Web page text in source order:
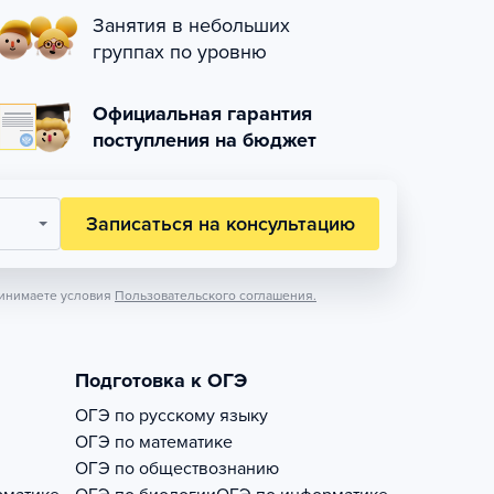
Занятия в небольших
группах по уровню
Официальная гарантия
поступления на бюджет
Записаться на консультацию
условия Пользовательского соглашения.
Подготовка к ОГЭ
ОГЭ по русскому языку
ОГЭ по математике
ОГЭ по обществознанию